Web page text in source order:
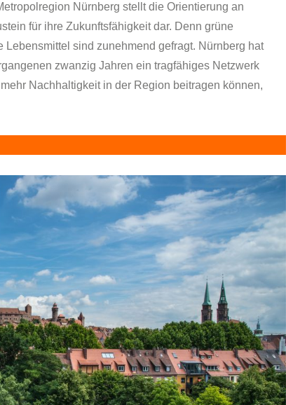
Nürnberg stellt die Orientierung an
für ihre Zukunftsfähigkeit dar. Denn grüne
sind zunehmend gefragt. Nürnberg hat
zwanzig Jahren ein tragfähiges Netzwerk
Nachhaltigkeit in der Region beitragen können,